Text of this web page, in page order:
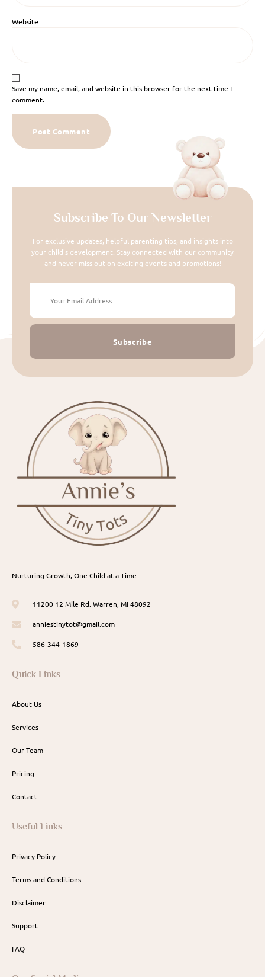
Website
Save my name, email, and website in this browser for the next time I
comment.
Subscribe To Our Newsletter
For exclusive updates, helpful parenting tips, and insights into
your child's development. Stay connected with our community
and never miss out on exciting events and promotions!
Subscribe
Nurturing Growth, One Child at a Time
11200 12 Mile Rd. Warren, MI 48092
anniestinytot@gmail.com
586-344-1869
Quick Links
About Us
Services
Our Team
Pricing
Contact
Useful Links
Privacy Policy
Terms and Conditions
Disclaimer
Support
FAQ